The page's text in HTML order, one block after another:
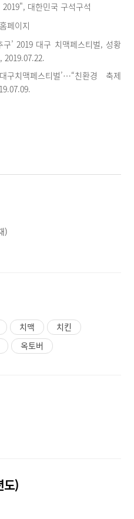
대한민국 구석구석
페이지
구’ 2019 대구 치맥페스티벌, 성황
2019.07.22.
구치맥페스티벌’…“친환경 축제
)
치맥
치킨
옥토버
도)